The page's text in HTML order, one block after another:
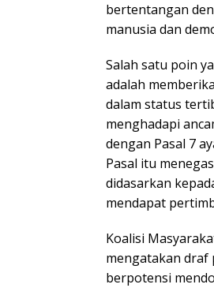
bertentangan
manusia dan
Salah satu poin
adalah
dalam status
menghadapi
dengan Pasal 7
Pasal itu
didasarkan
mendapat
Koalisi
mengatakan draf
berpotensi